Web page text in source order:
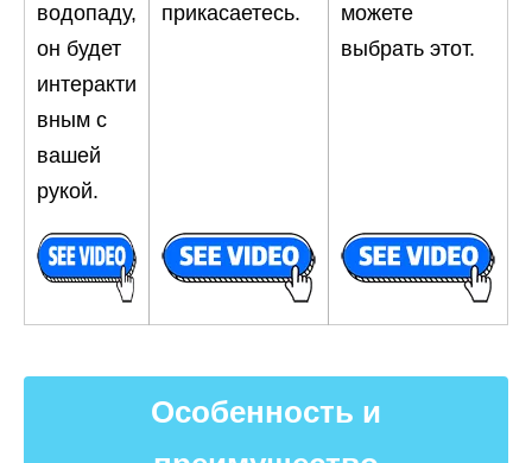
водопаду,
он будет
интеракти
вным с
вашей
рукой.
прикасаетесь.
можете
выбрать этот.
Особенность и